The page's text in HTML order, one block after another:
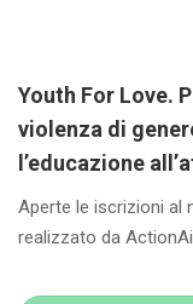
Youth For Love.
violenza di
l’educazione
Aperte le iscrizioni al
realizzato da